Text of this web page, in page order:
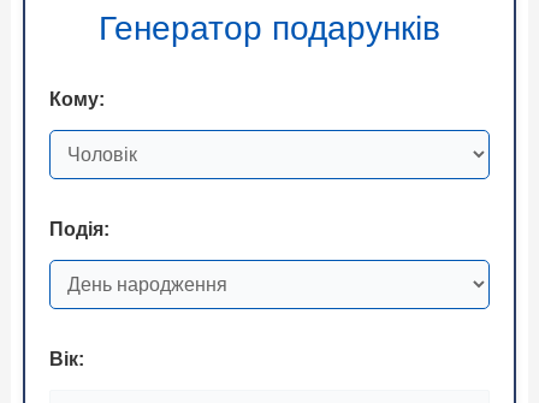
Генератор подарунків
Кому:
Подія:
Вік: